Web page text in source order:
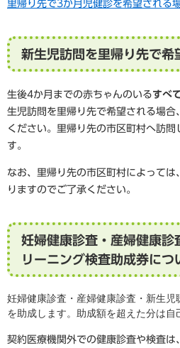
里帰り先で3か月児健診を希望される
新生児訪問を里帰り先で希
生後4か月までの赤ちゃんのいるすべ
生児訪問を里帰り先で希望される場
ください。里帰り先の市区町村へ訪
す。
なお、里帰り先の市区町村によって
りますのでご了承ください。
妊婦健康診査・産婦健康診
リーニング検査助成券につ
妊婦健康診査・産婦健康診査・新生児
を助成します。助成額を超えた分は自
契約医療機関外での健康診査や検査は